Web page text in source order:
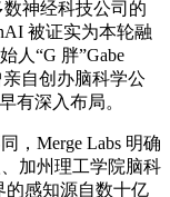
神经科技公司的
被证实为本轮融
人“G 胖”Gabe
自创办脑科学公
有深入布局。
，Merge Labs 明确
加州理工学院脑科
的感知源自数十亿